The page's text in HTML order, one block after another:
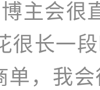
主会很
很长一
单，我